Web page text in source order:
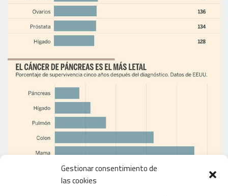
Gestionar consentimiento de
las cookies